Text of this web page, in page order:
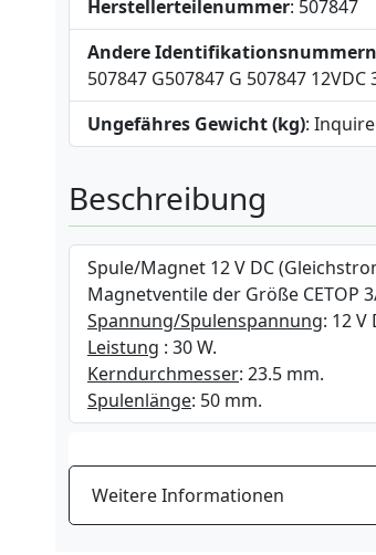
Herstellerteilenummer: 507847
Andere Identifikationsnummern
507847 G507847 G 507847 12VDC
Ungefähres Gewicht (kg):
Beschreibung
Spule/Magnet 12 V DC
Magnetventile der Größe CETOP
Spannung/Spulenspannung: 12 V
Leistung : 30 W.
Kerndurchmesser: 23.5 mm.
Spulenlänge: 50 mm.
Weitere Informationen